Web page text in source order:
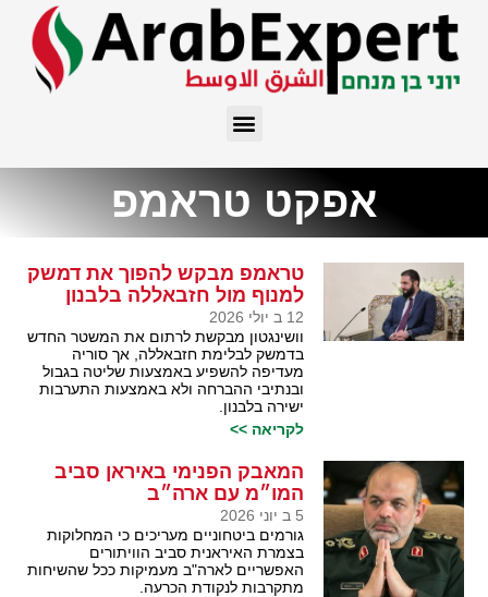
אפקט טראמפ
טראמפ מבקש להפוך את דמשק
למנוף מול חזבאללה בלבנון
12 ב יולי 2026
וושינגטון מבקשת לרתום את המשטר החדש
בדמשק לבלימת חזבאללה, אך סוריה
מעדיפה להשפיע באמצעות שליטה בגבול
ובנתיבי ההברחה ולא באמצעות התערבות
ישירה בלבנון.
לקריאה >>
המאבק הפנימי באיראן סביב
המו״מ עם ארה״ב
5 ב יוני 2026
גורמים ביטחוניים מעריכים כי המחלוקות
בצמרת האיראנית סביב הוויתורים
האפשריים לארה"ב מעמיקות ככל שהשיחות
מתקרבות לנקודת הכרעה.